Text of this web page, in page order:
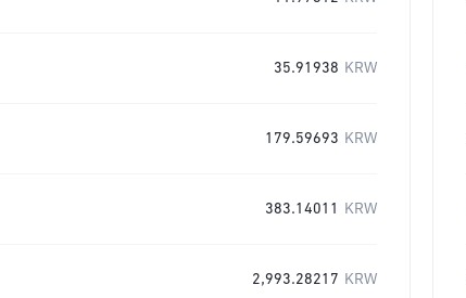
35.91938 KRW
179.59693 KRW
383.14011 KRW
2,993.28217 KRW